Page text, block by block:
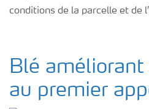
conditions de la parcelle et de
Blé
au premier